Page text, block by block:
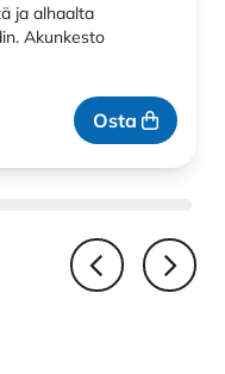
ja alhaalta
Akunkesto
Osta